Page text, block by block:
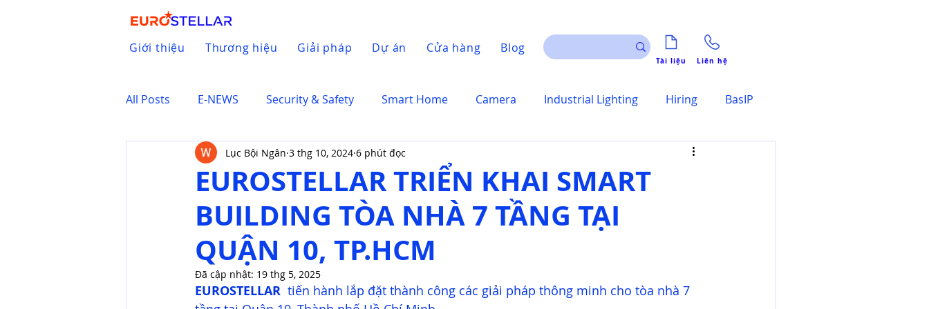
Liên hệ
Tài liệu
Giới thiệu Thương hiệu Giải pháp Dự án Cửa hàng Blog
All Posts E-NEWS Security & Safety Smart Home Camera Industrial Lighting Hiring BasIP
EUROSTELLAR TRIỂN KHAI SMART
BUILDING TÒA NHÀ 7 TẦNG TẠI
QUẬN 10, TP.HCM
Lục Bội Ngân 3 thg 10, 2024 6 phút đọc
Đã cập nhật: 19 thg 5, 2025
EUROSTELLAR tiến hành lắp đặt thành công các giải pháp thông minh cho tòa nhà 7